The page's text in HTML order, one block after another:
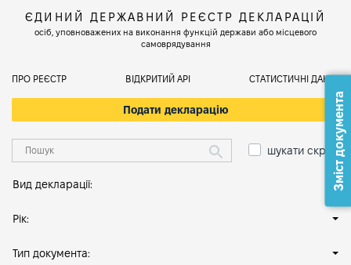
ЄДИНИЙ ДЕРЖАВНИЙ РЕЄСТР ДЕКЛАРАЦІЙ
осіб, уповноважених на виконання функцій держави або місцевого
самоврядування
ПРО РЕЄСТР ВІДКРИТИЙ АРІ СТАТИСТИЧНІ ДАНІ
Подати декларацію
шукати скрізь
Вид декларації:
Рік:
Тип документа:
Зміст документа